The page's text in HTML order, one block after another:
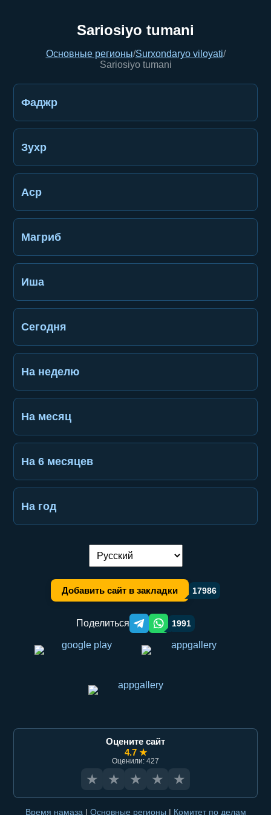
Sariosiyo tumani
Основные регионы/Surxondaryo viloyati/
Sariosiyo tumani
Фаджр
Зухр
Аср
Магриб
Иша
Сегодня
На неделю
На месяц
На 6 месяцев
На год
Переключение языка:
Добавить сайт в закладки 17986
Поделиться Telegram orqali ulashish
WhatsApp orqali ulashish
1991
Оцените сайт
4.7 ★
Оценили: 427
★ ★ ★ ★ ★
Время намаза | Основные регионы | Комитет по делам